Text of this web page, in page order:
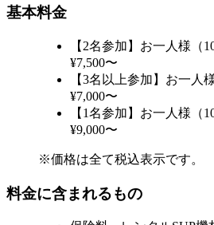
基本料金
【2名参加】お一人様（
¥7,500〜
【3名以上参加】お一人
¥7,000〜
【1名参加】お一人様（
¥9,000〜
※価格は全て税込表示です。
料金に含まれるもの